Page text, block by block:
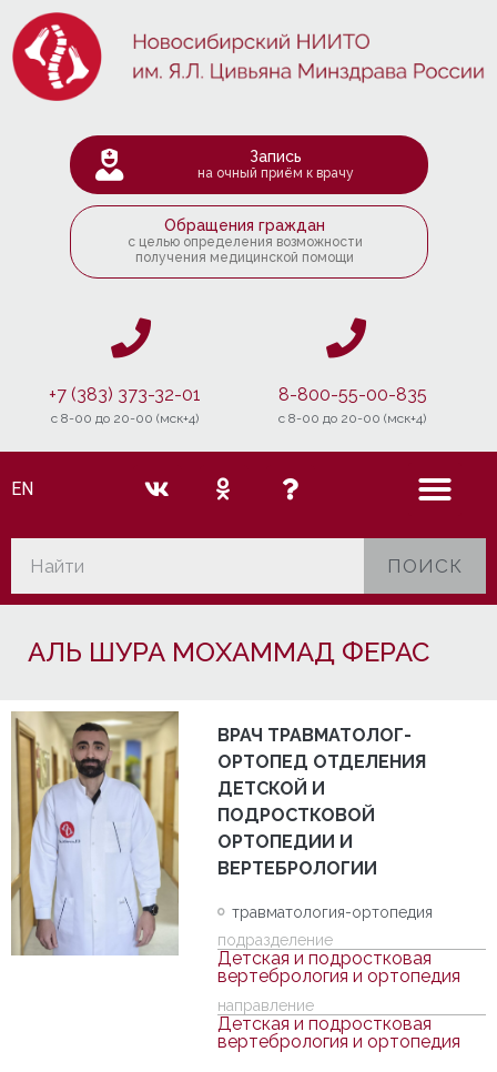
Запись
на очный приём к врачу
Обращения граждан
с целью определения возможности
получения медицинской помощи
+7 (383) 373-32-01
c 8-00 до 20-00 (мск+4)
8-800-55-00-835
c 8-00 до 20-00 (мск+4)
EN
ПОИСК
АЛЬ ШУРА МОХАММАД ФЕРАС
ВРАЧ ТРАВМАТОЛОГ-
ОРТОПЕД ОТДЕЛЕНИЯ
ДЕТСКОЙ И
ПОДРОСТКОВОЙ
ОРТОПЕДИИ И
ВЕРТЕБРОЛОГИИ
травматология-ортопедия
подразделение
Детская и подростковая
вертебрология и ортопедия
направление
Детская и подростковая
вертебрология и ортопедия